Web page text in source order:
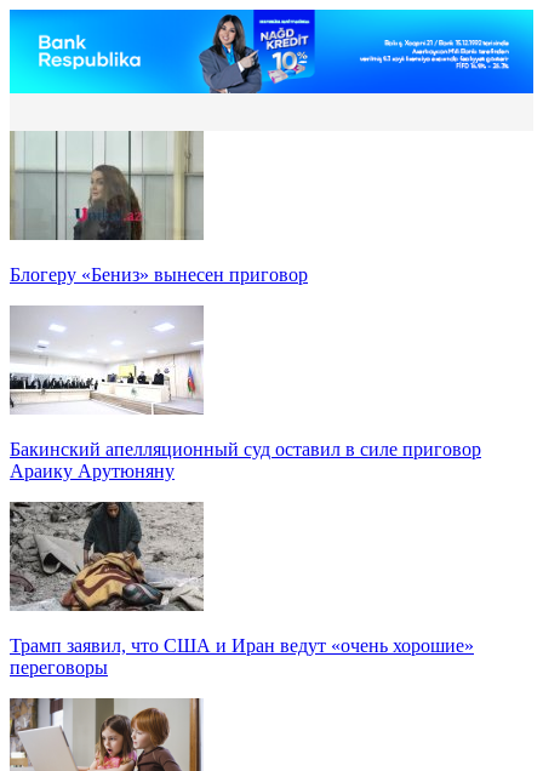
Блогеру «Бениз» вынесен приговор
Бакинский апелляционный суд оставил в силе приговор
Араику Арутюняну
Трамп заявил, что США и Иран ведут «очень хорошие»
переговоры